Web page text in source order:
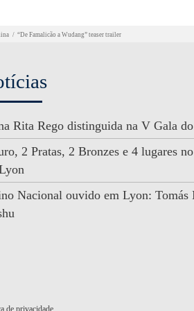
/ “De Famalicão a Wudang” teaser trailer
Rita Rego distinguida na V Gala
2 Pratas, 2 Bronzes e 4 lugares
Nacional ouvido em Lyon: Tomás